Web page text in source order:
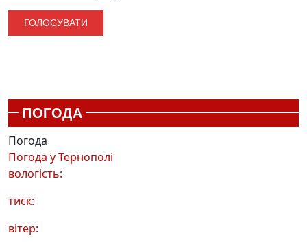
ПОГОДА
Погода
Погода уТернополі
вологість:
тиск:
вітер: